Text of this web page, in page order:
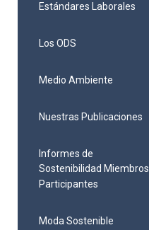
Estándares Laborales
Los ODS
Medio Ambiente
Nuestras Publicaciones
Informes de
Sostenibilidad Miembros
Participantes
Moda Sostenible